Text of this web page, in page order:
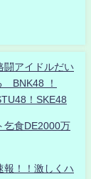
アイドルだい
BNK48 ！
！SKE48
乞食DE2000万
報！！激しくハ